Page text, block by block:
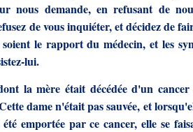
nous demande, en refusant de
de vous inquiéter, et décidez de
le rapport du médecin, et les
lui.
la mère était décédée d'un
dame n'était pas sauvée, et
emportée par ce cancer, elle se